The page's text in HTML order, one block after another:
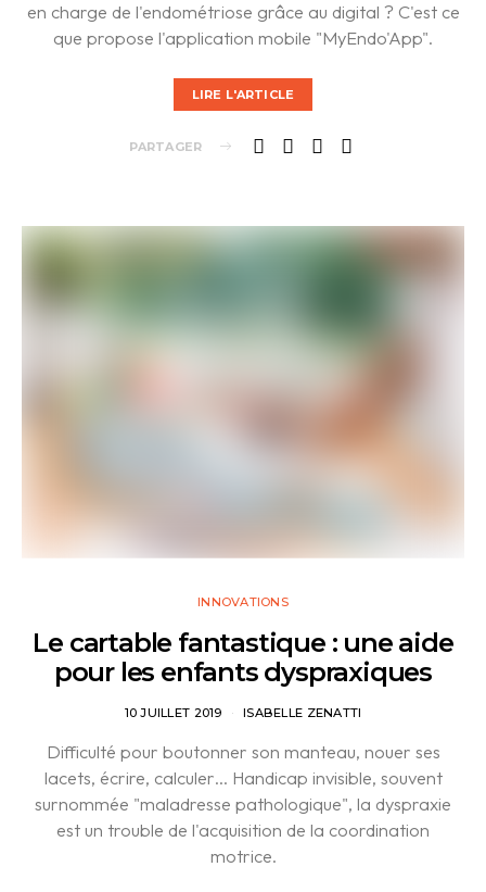
en charge de l'endométriose grâce au digital ? C'est ce
que propose l'application mobile "MyEndo'App".
LIRE L'ARTICLE
PARTAGER
INNOVATIONS
Le cartable fantastique : une aide
pour les enfants dyspraxiques
10 JUILLET 2019 ISABELLE ZENATTI
Difficulté pour boutonner son manteau, nouer ses
lacets, écrire, calculer… Handicap invisible, souvent
surnommée "maladresse pathologique", la dyspraxie
est un trouble de l'acquisition de la coordination
motrice.